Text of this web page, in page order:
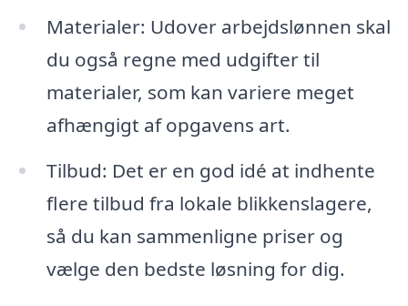
Materialer: Udover arbejdslønnen skal
du også regne med udgifter til
materialer, som kan variere meget
afhængigt af opgavens art.
Tilbud: Det er en god idé at indhente
flere tilbud fra lokale blikkenslagere,
så du kan sammenligne priser og
vælge den bedste løsning for dig.